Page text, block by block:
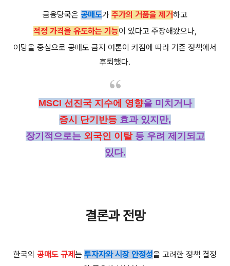
금융당국은 공매도가 주가의 거품을 제거하고
적정 가격을 유도하는 기능이 있다고 주장해왔으나,
여당을 중심으로 공매도 금지 여론이 커짐에 따라 기존 정책에서
후퇴했다.
MSCI 선진국 지수에 영향을 미치거나
증시 단기반등 효과 있지만,
장기적으로는 외국인 이탈등 우려 제기되고
있다.
결론과 전망
한국의 공매도 규제 는 투자자와 시장 안정성을 고려한 정책 결정